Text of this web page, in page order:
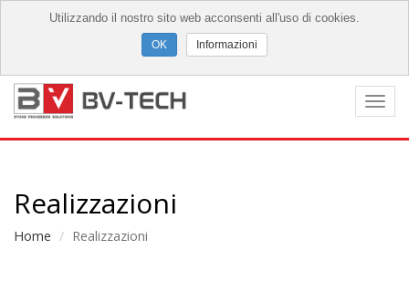
Realizzazioni
Home Realizzazioni
Utilizzando il nostro sito web acconsenti all'uso di cookies.
Informazioni